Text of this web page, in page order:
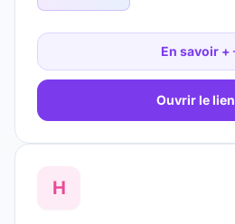
En savoir +
Ouvrir le lien
H